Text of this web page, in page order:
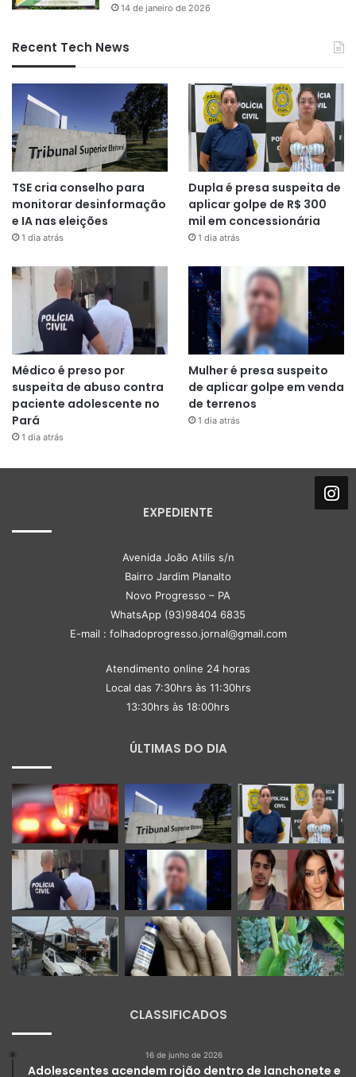
14 de janeiro de 2026
Recent Tech News
TSE cria conselho para
monitorar desinformação
e IA nas eleições
1 dia atrás
Dupla é presa suspeita de
aplicar golpe de R$ 300
mil em concessionária
1 dia atrás
Médico é preso por
suspeita de abuso contra
paciente adolescente no
Pará
1 dia atrás
Mulher é presa suspeito
de aplicar golpe em venda
de terrenos
1 dia atrás
EXPEDIENTE
Avenida João Atilis s/n
Bairro Jardim Planalto
Novo Progresso – PA
WhatsApp (93)98404 6835
E-mail : folhadoprogresso.jornal@gmail.com
Atendimento online 24 horas
Local das 7:30hrs às 11:30hrs
13:30hrs às 18:00hrs
ÚLTIMAS DO DIA
CLASSIFICADOS
16 de junho de 2026
Adolescentes acendem rojão dentro de lanchonete e